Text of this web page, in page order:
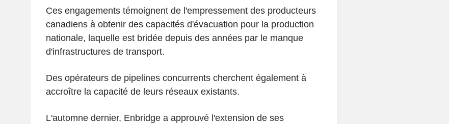
Ces engagements témoignent de l'empressement des producteurs
canadiens à obtenir des capacités d'évacuation pour la production
nationale, laquelle est bridée depuis des années par le manque
d'infrastructures de transport.
Des opérateurs de pipelines concurrents cherchent également à
accroître la capacité de leurs réseaux existants.
L'automne dernier, Enbridge a approuvé l'extension de ses